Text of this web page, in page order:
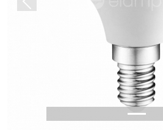
Previous